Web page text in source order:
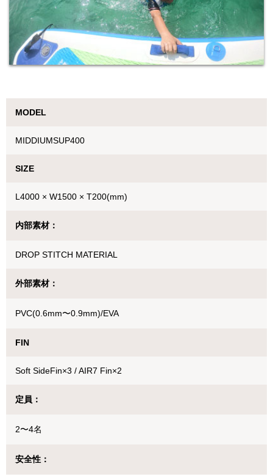
MODEL
MIDDIUMSUP400
SIZE
L4000 × W1500 × T200(mm)
内部素材：
DROP STITCH MATERIAL
外部素材：
PVC(0.6mm〜0.9mm)/EVA
FIN
Soft SideFin×3 / AIR7 Fin×2
定員：
2〜4名
安全性：